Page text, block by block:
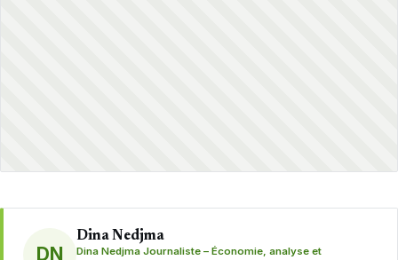
DN
Dina Nedjma
Dina Nedjma Journaliste – Économie, analyse et